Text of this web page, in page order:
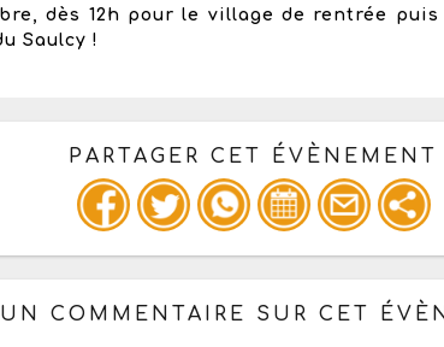
dès 12h pour le village de rentrée
Saulcy !
PARTAGER CET ÉVÈNEMENT
les infos ci-dessous pour un : mail / forum /
COMMENTAIRE SUR CET